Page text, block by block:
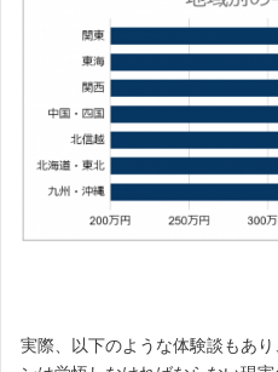
実際、以下のような体験談もあ